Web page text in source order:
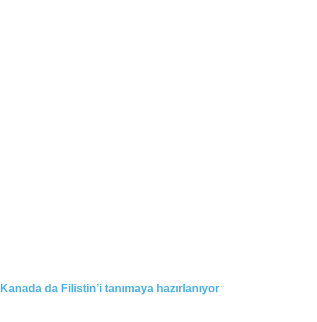
Kanada da Filistin’i tanımaya hazırlanıyor